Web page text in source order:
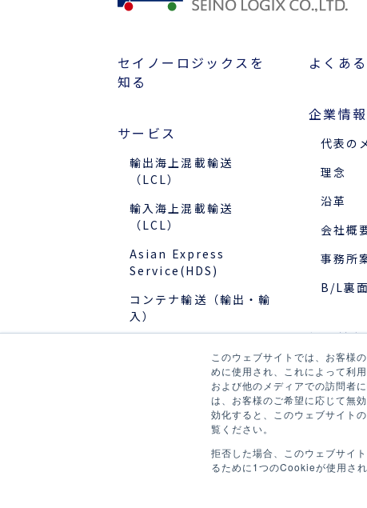
このウェブサイトでは、お客様
めに使用され、これによって利
および他のメディアでの訪問者
は、お客様のご希望に応じて無
効化すると、このウェブサイト
覧ください。
拒否した場合、このウェブサイ
るために1つのCookieが使用され
セイノーロジックスを
知る
サービス
輸出海上混載輸送
（LCL）
輸入海上混載輸送
（LCL）
Asian Express
Service(HDS)
コンテナ輸送（輸出・輸
入）
お役立ちブログ
よくあ
企業情報
代表の
理念
沿革
会社概
事務所
B/L裏
採用情報
新卒採
キャリ
社員の声
プロジ